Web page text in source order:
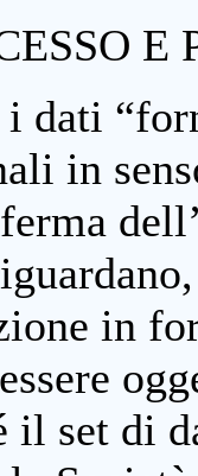
dati
in
in
il set di